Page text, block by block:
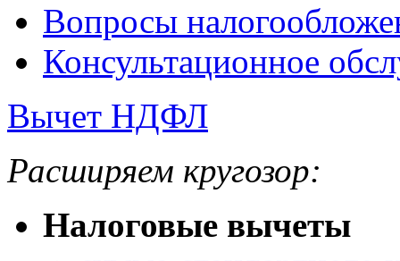
Вопросы
Консультационное
Вычет НДФЛ
Расширяем кругозор:
Налоговые вычеты